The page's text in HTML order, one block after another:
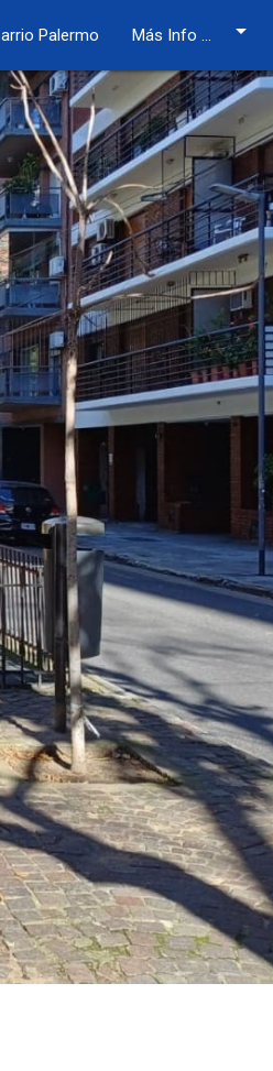
Palermo Más Info ... arrow_drop_down
Varela
Palermo